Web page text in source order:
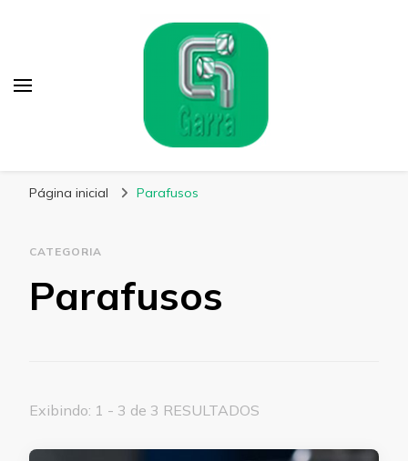
Página inicial Parafusos
CATEGORIA
Parafusos
Exibindo: 1 - 3 de 3 RESULTADOS